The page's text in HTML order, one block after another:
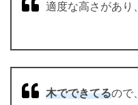
適度な高さがあり、
木でできてるので